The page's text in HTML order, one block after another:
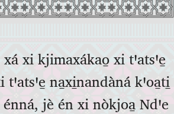
xi kjimaxákao̱ xi tꞌatsꞌe̱
na̱xi̱nandàná kꞌoa̱ti̱
énná, jè én xi nòkjoa̱ Ndꞌe